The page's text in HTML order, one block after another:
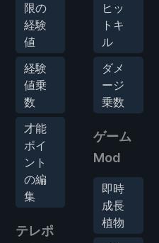
限の
経験
値
経験
値乗
数
才能
ポイ
ント
の編
集
テレポ
ヒッ
トキ
ル
ダメ
ージ
乗数
ゲーム
Mod
即時
成長
植物